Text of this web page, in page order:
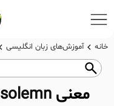
خانه آموزش‌های زبان انگلیسی
معنی solemn